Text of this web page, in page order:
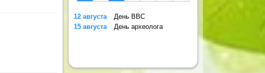
12 августа
День ВВС
15 августа
День археолога